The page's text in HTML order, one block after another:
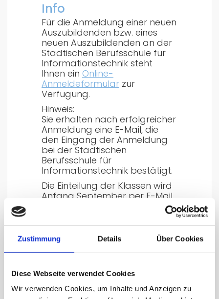
Zustimmung Details Über Cookies
Diese Webseite verwendet Cookies
Wir verwenden Cookies, um Inhalte und Anzeigen zu
Info
Für die Anmeldung einer neuen
Auszubildenden bzw. eines
neuen Auszubildenden an der
Städtischen Berufsschule für
Informationstechnik steht
Ihnen ein Online-
Anmeldeformular zur
Verfügung.
Hinweis:
Sie erhalten nach erfolgreicher
Anmeldung eine E-Mail, die
den Eingang der Anmeldung
bei der Städtischen
Berufsschule für
Informationstechnik bestätigt.
Die Einteilung der Klassen wird
Anfang September per E-Mail
zwischenzeitlichen Nachfragen
Abstand zu nehmen.
Hier erhalten SieInformationen
Ticket (29€) für Auszubildende.